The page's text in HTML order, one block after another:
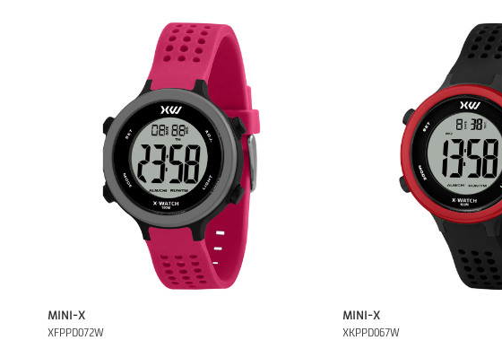
MINI-X
XFPPD072W
MINI-X
XKPPD067W